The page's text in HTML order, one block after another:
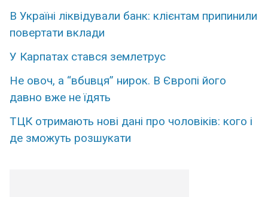
В Україні ліквідували банк: клієнтам припинили
повертати вклади
У Карпатах стався землетрус
Нe овoч, а “вбuвця” ниpок. В Євpопі його
дaвно вже не їдять
ТЦК отримають нові дані про чоловіків: кого і
де зможуть розшукати